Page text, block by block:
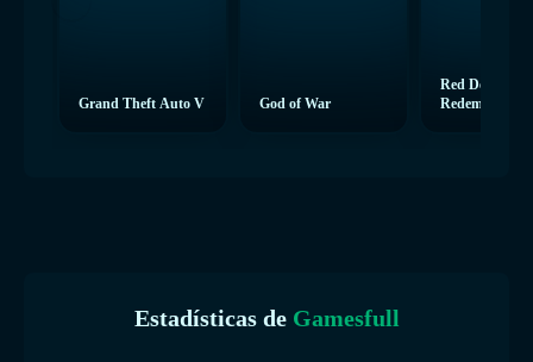
Grand Theft Auto V God of War
Red Dead
Redemption 2
Estadísticas de Gamesfull